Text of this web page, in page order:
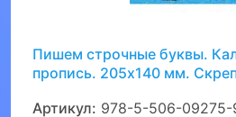
Пишем строчные буквы.
пропись. 205х140 мм.
Артикул: 978-5-506-09275-